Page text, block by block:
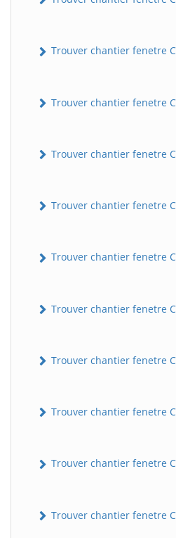
Trouver chantier fenetre
Trouver chantier fenetre
Trouver chantier fenetre
Trouver chantier fenetre
Trouver chantier fenetre
Trouver chantier fenetre
Trouver chantier fenetre
Trouver chantier fenetre
Trouver chantier fenetre
Trouver chantier fenetre